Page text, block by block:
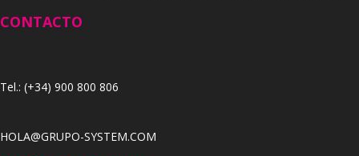
CONTACTO
Tel.: (+34) 900 800 806
HOLA@GRUPO-SYSTEM.COM